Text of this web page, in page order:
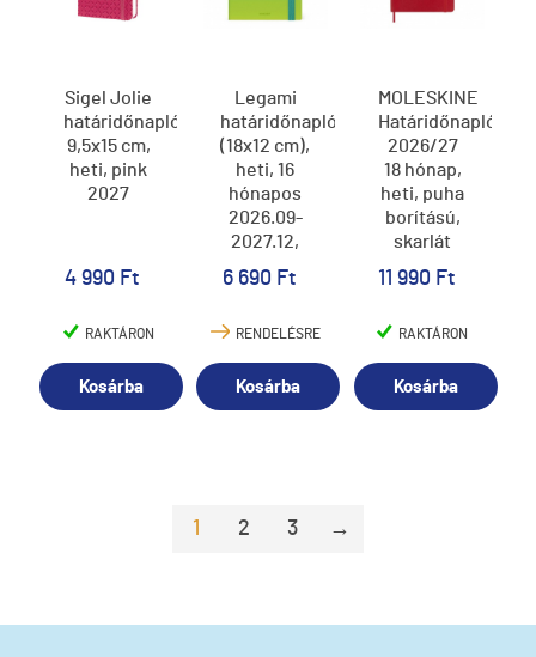
Sigel Jolie
határidőnapló,
9,5x15 cm,
heti, pink
2027
4 990 Ft
RAKTÁRON
Kosárba
Legami
határidőnapló
(18x12 cm),
heti, 16
hónapos
2026.09-
2027.12,
Shades of
green
6 690 Ft
RENDELÉSRE
Kosárba
MOLESKINE
Határidőnapló
2026/27
18 hónap,
heti, puha
borítású,
skarlát
piros (L)
11 990 Ft
RAKTÁRON
Kosárba
1 2 3 →